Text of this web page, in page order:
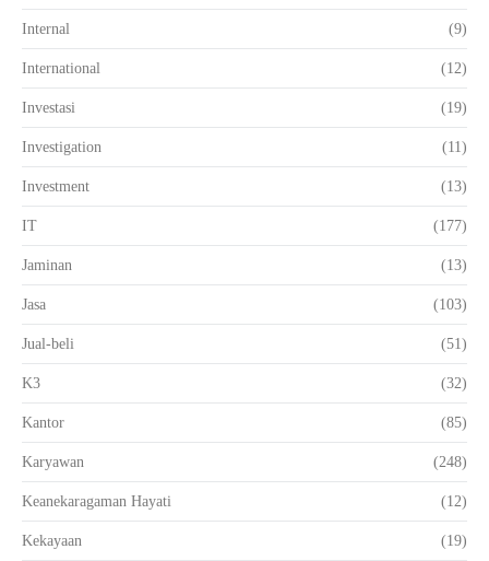
Internal (9)
International (12)
Investasi (19)
Investigation (11)
Investment (13)
IT (177)
Jaminan (13)
Jasa (103)
Jual-beli (51)
K3 (32)
Kantor (85)
Karyawan (248)
Keanekaragaman Hayati (12)
Kekayaan (19)